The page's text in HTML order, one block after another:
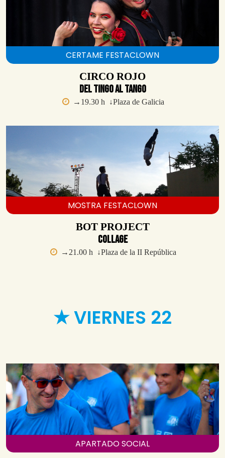
CERTAME FESTACLOWN
CIRCO ROJO
Del tingo al tango
→19.30 h ↓Plaza de Galicia
MOSTRA FESTACLOWN
BOT PROJECT
Collage
→21.00 h ↓Plaza de la II República
★ VIERNES 22
APARTADO SOCIAL